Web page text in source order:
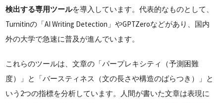
検出する専用ツールを導入しています。代表的なものとして、
Turnitinの「AI Writing Detection」やGPTZeroなどがあり、国内
外の大学で急速に普及が進んでいます。
これらのツールは、文章の「パープレキシティ（予測困難
度）」と「バースティネス（文の長さや構造のばらつき）」と
いう2つの指標を分析しています。人間が書いた文章は表現に